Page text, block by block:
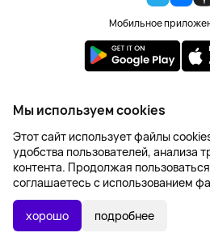
В КОРЗИНУ
Мобильное
2023-2026 © DoBuy. Все
Правила обработки
Пользовательское
Оферта
Создание сайта –
Мы используем cookies
Этот сайт использует файлы
удобства пользователей, анализа
контента. Продолжая
соглашаетесь с использованием
хорошо подробнее